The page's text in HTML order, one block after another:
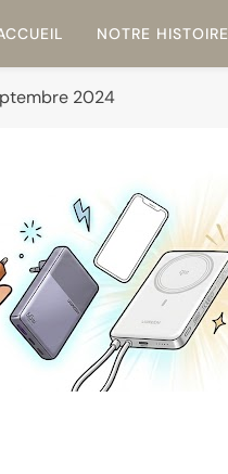
NOTRE HISTOIRE
2024